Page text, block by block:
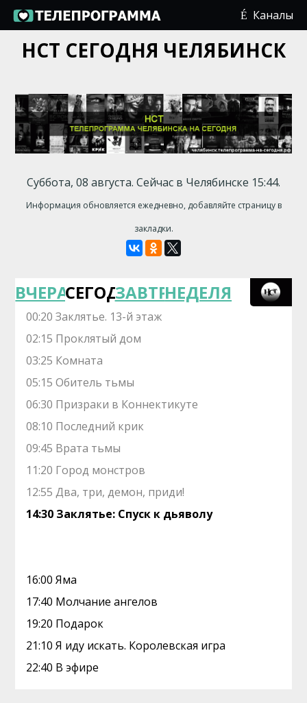
Каналы
НСТ СЕГОДНЯ ЧЕЛЯБИНСК
Суббота, 08 августа. Сейчас в Челябинске 15:44.
Информация обновляется ежедневно, добавляйте страницу в
закладки.
ВЧЕРАСЕГОДНЯЗАВТРАНЕДЕЛЯ
00:20 Заклятье. 13-й этаж
02:15 Проклятый дом
03:25 Комната
05:15 Обитель тьмы
06:30 Призраки в Коннектикуте
08:10 Последний крик
09:45 Врата тьмы
11:20 Город монстров
12:55 Два, три, демон, приди!
14:30 Заклятье: Спуск к дьяволу
16:00 Яма
17:40 Молчание ангелов
19:20 Подарок
21:10 Я иду искать. Королевская игра
22:40 В эфире